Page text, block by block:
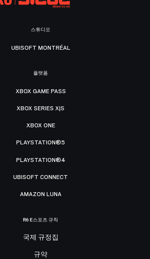
스튜디오
UBISOFT MONTRÉAL
플랫폼
XBOX GAME PASS
XBOX SERIES X|S
XBOX ONE
PLAYSTATION®5
PLAYSTATION®4
UBISOFT CONNECT
AMAZON LUNA
R6 E스포츠 규칙
국제 규정집
규약